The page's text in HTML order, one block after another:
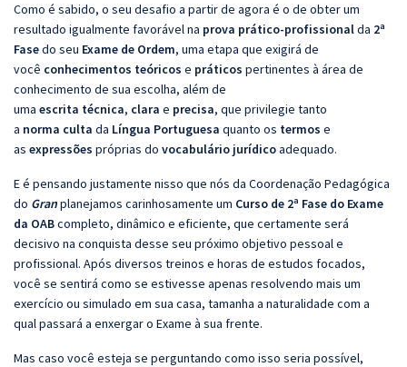
Como é sabido, o seu desafio a partir de agora é o de obter um
resultado igualmente favorável na prova prático-profissionalda 2ª
Fasedo seu Exame de Ordem, uma etapa que exigirá de
você conhecimentos teóricos e práticos pertinentes à área de
conhecimento de sua escolha, além de
uma escrita técnica, clara e precisa, que privilegie tanto
a norma culta da Língua Portuguesa quanto os termos e
as expressões próprias do vocabulário jurídicoadequado.
E é pensando justamente nisso que nós da Coordenação Pedagógica
do Granplanejamos carinhosamente um Curso de 2ª Fase do Exame
da OABcompleto, dinâmico e eficiente, que certamente será
decisivo na conquista desse seu próximo objetivo pessoal e
profissional. Após diversos treinos e horas de estudos focados,
você se sentirá como se estivesse apenas resolvendo mais um
exercício ou simulado em sua casa, tamanha a naturalidade com a
qual passará a enxergar o Exame à sua frente.
Mas caso você esteja se perguntando como isso seria possível,